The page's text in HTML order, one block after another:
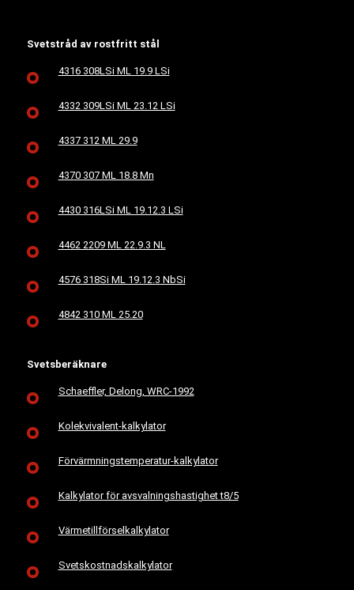
Svetstråd av rostfritt stål
4316 308LSi ML 19.9 LSi
4332 309LSi ML 23.12 LSi
4337 312 ML 29.9
4370 307 ML 18.8 Mn
4430 316LSi ML 19.12.3 LSi
4462 2209 ML 22.9.3 NL
4576 318Si ML 19.12.3 NbSi
4842 310 ML 25.20
Svetsberäknare
Schaeffler, Delong, WRC-1992
Kolekvivalent-kalkylator
Förvärmningstemperatur-kalkylator
Kalkylator för avsvalningshastighet t8/5
Värmetillförselkalkylator
Svetskostnadskalkylator